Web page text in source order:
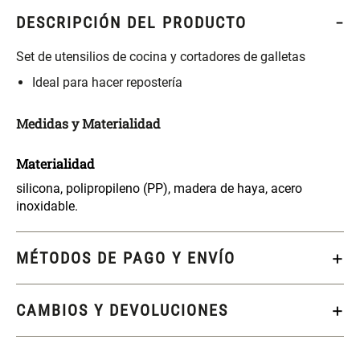
DESCRIPCIÓN DEL PRODUCTO
Set de utensilios de cocina y cortadores de galletas
Ideal para hacer repostería
Medidas y Materialidad
Materialidad
silicona, polipropileno (PP), madera de haya, acero
inoxidable.
MÉTODOS DE PAGO Y ENVÍO
CAMBIOS Y DEVOLUCIONES
Set Sábanas Algodón satín 240
Almohada Memory + Gel
con Forro
S/ 69.90
119 cm
Comoda Bambú con Puertas 80
x 33 x 80 cm
S/ 319.00 S/ 254.90
Almohada Sensación Plumas
S/ 74.90